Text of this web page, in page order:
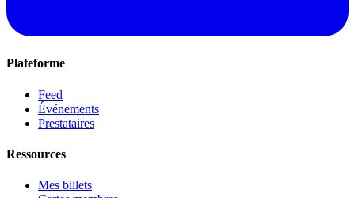
Plateforme
Feed
Événements
Prestataires
Ressources
Mes billets